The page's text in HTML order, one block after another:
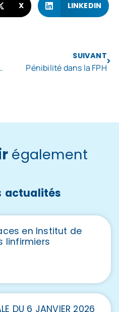
X LINKEDIN
dialogue social humain !
SUIVANT
Pénibilité dans la FPH
également
actualités
en Institut de
Iinfirmiers
DU 6 JANVIER 2026